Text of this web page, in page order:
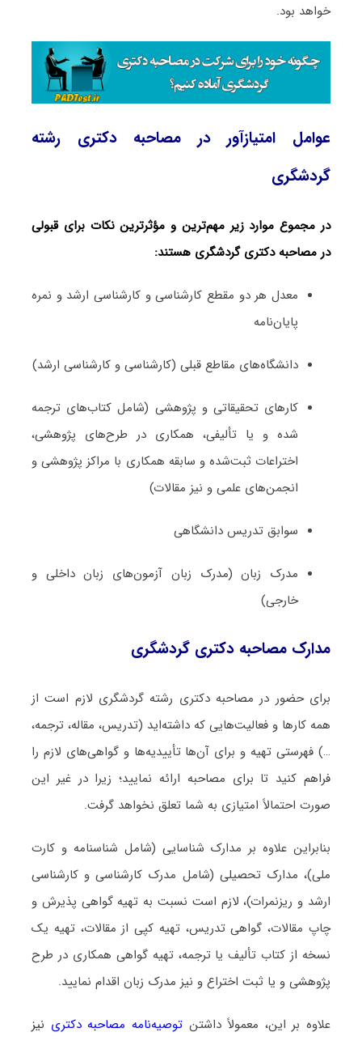
خواهد بود.
عوامل امتیازآور در مصاحبه دکتری رشته
گردشگری
در مجموع موارد زیر مهم‌ترین و مؤثرترین نکات برای قبولی
در مصاحبه دکتری گردشگری هستند:
معدل هر دو مقطع کارشناسی و کارشناسی ارشد و نمره
پایان‌نامه
دانشگاه‌های مقاطع قبلی (کارشناسی و کارشناسی ارشد)
کارهای تحقیقاتی و پژوهشی (شامل کتاب‌های ترجمه­‌
شده و یا تألیفی، همکاری در طرح‌های پژوهشی،
اختراعات ثبت‌­شده و سابقه همکاری با مراکز پژوهشی و
انجمن‌های علمی و نیز مقالات)
سوابق تدریس دانشگاهی
مدرک زبان (مدرک زبان آزمون‌های زبان داخلی و
خارجی)
مدارک مصاحبه دکتری گردشگری
برای حضور در مصاحبه دکتری رشته گردشگری لازم است از
همه کارها و فعالیت‌هایی که داشته‌اید (تدریس، مقاله، ترجمه،
…) فهرستی تهیه و برای آن‌ها تأییدیه‌ها و گواهی‌های لازم را
فراهم کنید تا برای مصاحبه ارائه نمایید؛ زیرا در غیر این
صورت احتمالاً امتیازی به شما تعلق نخواهد گرفت.
بنابراین علاوه بر مدارک شناسایی (شامل شناسنامه و کارت
ملی)، مدارک تحصیلی (شامل مدرک کارشناسی و کارشناسی
ارشد و ریزنمرات)، لازم است نسبت به تهیه گواهی پذیرش و
چاپ مقالات، گواهی تدریس، تهیه کپی از مقالات، تهیه یک
نسخه از کتاب تألیف یا ترجمه، تهیه گواهی همکاری در طرح
پژوهشی و یا ثبت اختراع و نیز مدرک زبان اقدام نمایید.
علاوه بر این، معمولاً داشتنتوصیه‌نامه مصاحبه دکتری نیز